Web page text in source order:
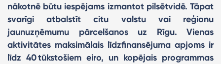
nākotnē būtu iespējams izmantot pilsētvidē. Tāpat
svarīgi atbalstīt citu valstu vai reģionu
jaunuzņēmumu pārcelšanos uz Rīgu. Vienas
aktivitātes maksimālais līdzfinansējuma apjoms ir
līdz 40 tūkstošiem eiro, un kopējais programmas